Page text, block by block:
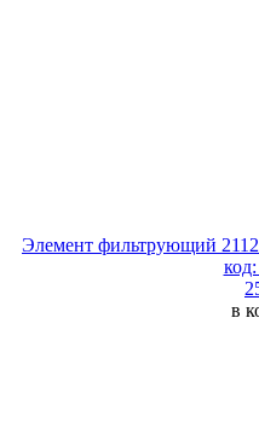
Элемент фильтрующий
в